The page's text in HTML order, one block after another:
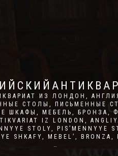
ИЗ ЛОНДОН,
СТОЛЫ, ПИСЬМЕННЫЕ
ШКАФЫ, МЕБЕЛЬ, БРОНЗА,
IZ LONDON,
STOLY, PIS’MENNYYE
SHKAFY, MEBEL’, BRONZA,
…